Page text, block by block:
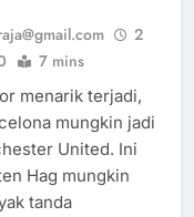
2
7 mins
menarik terjadi,
mungkin jadi
United. Ini
Hag mungkin
tanda